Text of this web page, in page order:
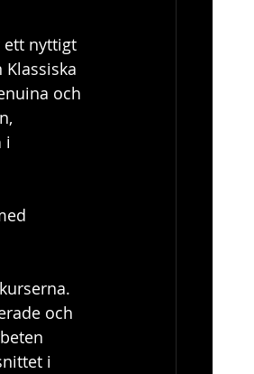
ett nyttigt
och
i
och
i